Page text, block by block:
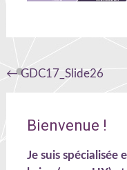
Navigation
l'article
←GDC17_Slide26
Bienvenue !
Je suis spécialisée